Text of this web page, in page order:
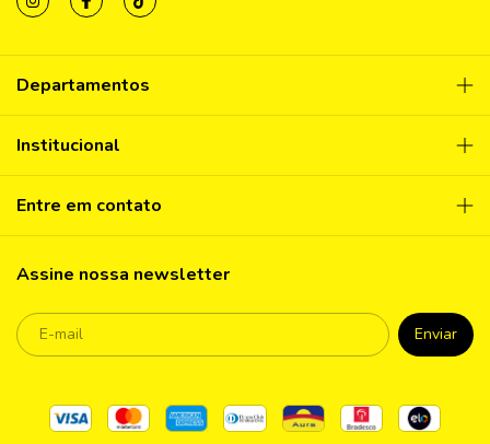
Departamentos
Institucional
Entre em contato
Assine nossa newsletter